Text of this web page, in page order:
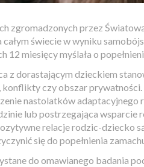
zgromadzonych przez
świecie w wyniku
12 miesięcy myślała o
z dorastającym dzieckiem
czy obszar prywatności.
nastolatków adaptacyjnego
lub postrzegająca wsparcie
relacje rodzic-dziecko
się do popełnienia
do omawianego badania